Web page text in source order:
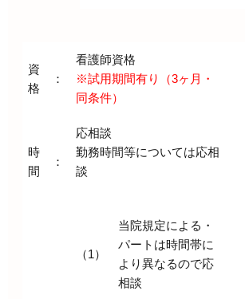
資
格
：
看護師資格
※試用期間有り（3ヶ月・
同条件）
時
間
：
応相談
勤務時間等については応相
談
（1）
当院規定による・
パートは時間帯に
より異なるので応
相談